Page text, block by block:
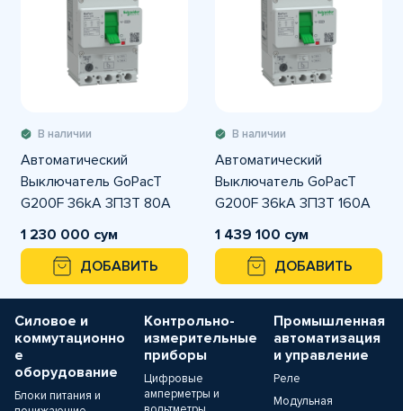
В наличии
Автоматический
Выключатель GoPacT
G200F 36kA 3П3Т 80A
регулируемый
1 230 000 сум
ДОБАВИТЬ
В наличии
Автоматический
Выключатель GoPacT
G200F 36kA 3П3Т 160A
регулируемый
1 439 100 сум
ДОБАВИТЬ
Силовое и
коммутационно
е
оборудование
Блоки питания и
Контрольно-
измерительные
приборы
Цифровые
амперметры и
Промышленная
автоматизация
и управление
Реле
Модульная